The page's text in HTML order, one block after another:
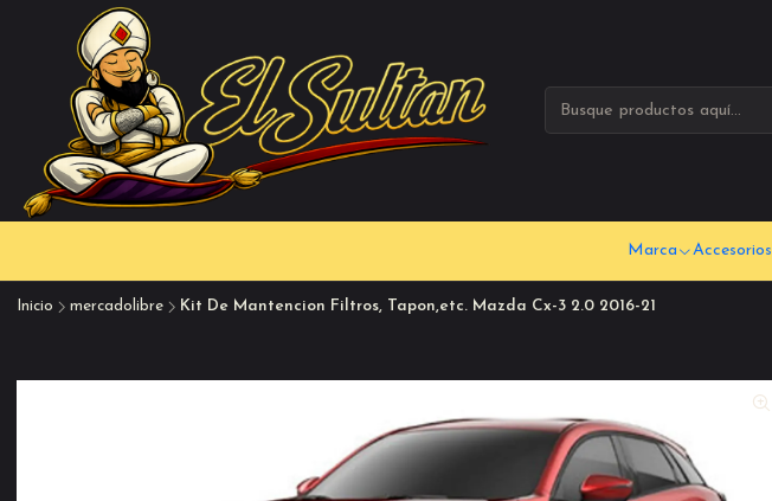
Marca Accesorios
Inicio mercadolibre Kit De Mantencion Filtros, Tapon,etc. Mazda Cx-3 2.0 2016-21